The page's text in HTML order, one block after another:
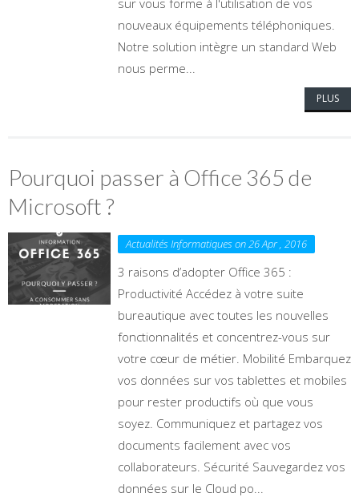
sur vous forme à l'utilisation de vos
nouveaux équipements téléphoniques.
Notre solution intègre un standard Web
nous perme...
PLUS
Pourquoi passer à Office 365 de
Microsoft ?
Actualités Informatiques on 26 Apr , 2016
3 raisons d’adopter Office 365 :
Productivité Accédez à votre suite
bureautique avec toutes les nouvelles
fonctionnalités et concentrez-vous sur
votre cœur de métier. Mobilité Embarquez
vos données sur vos tablettes et mobiles
pour rester productifs où que vous
soyez. Communiquez et partagez vos
documents facilement avec vos
collaborateurs. Sécurité Sauvegardez vos
données sur le Cloud po...